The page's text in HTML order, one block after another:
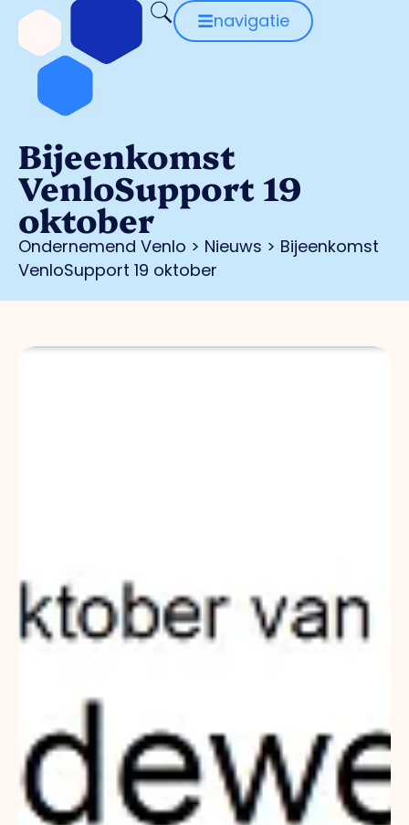
navigatie
Bijeenkomst
VenloSupport 19
oktober
Ondernemend Venlo > Nieuws > Bijeenkomst
VenloSupport 19 oktober